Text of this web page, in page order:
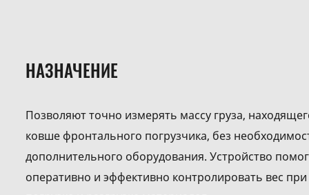
НАЗНАЧЕНИЕ
Позволяют точно измерять массу груза,
ковше фронтального погрузчика, без
дополнительного оборудования. Устройство
оперативно и эффективно контролировать вес при